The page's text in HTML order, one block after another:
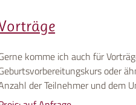
komme ich auch für
oder
der Teilnehmer und dem